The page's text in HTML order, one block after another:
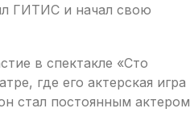
ГИТИС и начал свою
в спектакле «Сто
где его актерская игра
стал постоянным актером